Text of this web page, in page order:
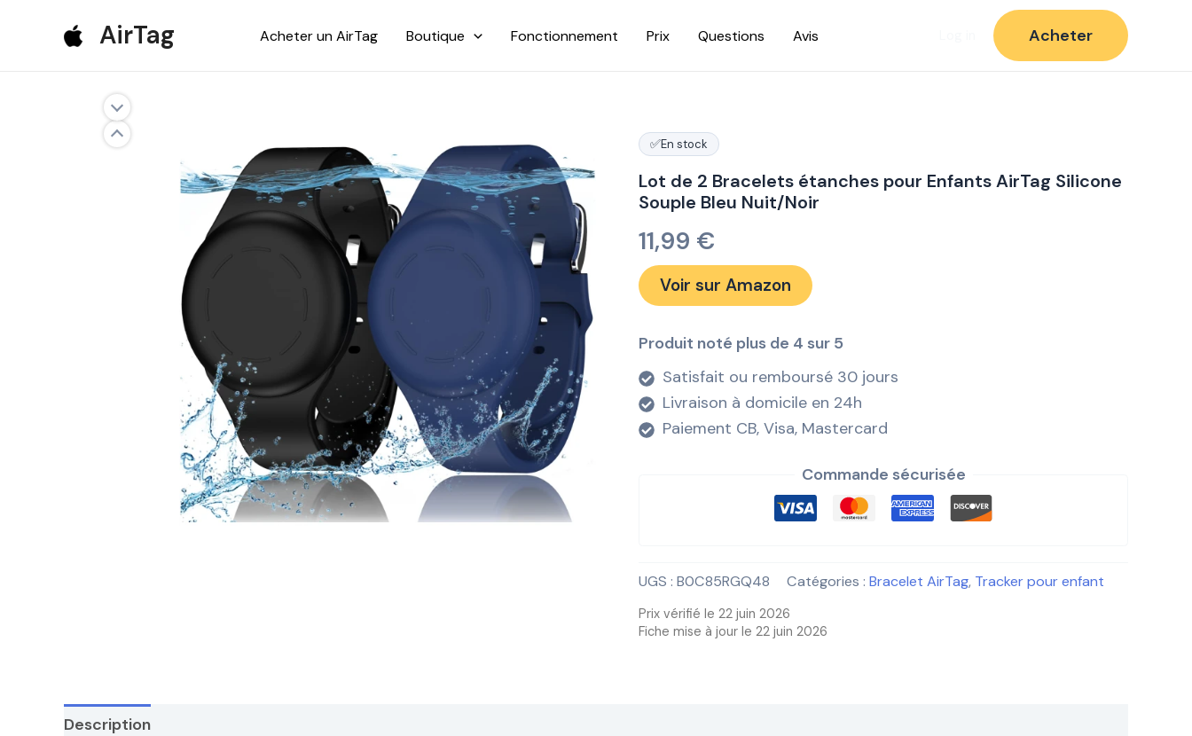
AirTag Acheter un AirTag Boutique Fonctionnement Prix Questions Avis Acheter
✅En stock
Lot de 2 Bracelets étanches pour Enfants AirTag Silicone
Souple Bleu Nuit/Noir
11,99 €
Voir sur Amazon
Produit noté plus de 4 sur 5
Satisfait ou remboursé 30 jours
Livraison à domicile en 24h
Paiement CB, Visa, Mastercard
Commande sécurisée
UGS : B0C85RGQ48 Catégories : Bracelet AirTag, Tracker pour enfant
Prix vérifié le 22 juin 2026
Fiche mise à jour le 22 juin 2026
Description